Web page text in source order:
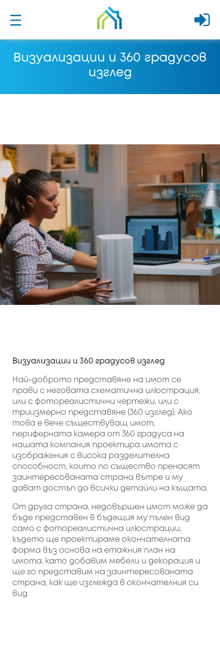
Визуализации и 360 градусов
изглед
Визуализации и 360 градусов изглед
Най-доброто представяне на имот се
прави с неговата схематична илюстрация,
или с фотореалистични чертежи, или с
триизмерно представяне (360 изглед). Ако
това е вече съществуващ имот,
периферната камера от 360 градуса на
нашата компания проектира имота с
изображения с висока разделителна
способност, които по същество пренасят
заинтересованата страна вътре и му
дават достъп до всички детайли на къщата.
От друга страна, недовършен имот може да
бъде представен в бъдещия му пълен вид
само с фотореалистична илюстрации,
където ще проектираме окончателната
форма въз основа на етажния план на
имота, като добавим мебели и декорация и
ще го представим на заинтересованата
страна, как ще изглежда в окончателния си
вид.